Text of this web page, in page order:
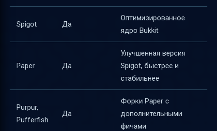
Spigot Да
Оптимизированное
ядро Bukkit
Paper Да
Улучшенная версия
Spigot, быстрее и
стабильнее
Purpur,
Pufferfish
Да
Форки Paper с
дополнительными
фичами